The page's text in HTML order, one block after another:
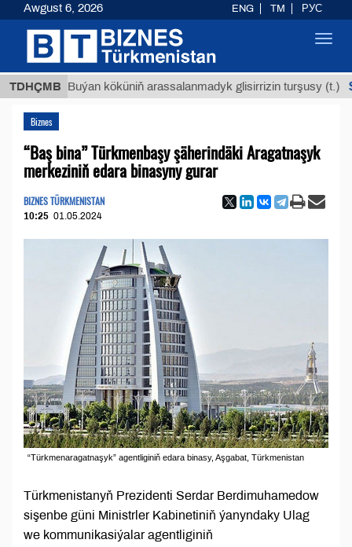
TDHÇMB
Buýan köküniň arassalanmadyk glisirrizin turşusy (t.)
Biznes
“Baş bina” Türkmenbaşy şäherindäki Aragatnaşyk
merkeziniň edara binasyny gurar
BIZNES TÜRKMENISTAN
10:25 01.05.2024
“Türkmenaragatnaşyk” agentliginiň edara binasy, Aşgabat, Türkmenistan
Türkmenistanyň Prezidenti Serdar Berdimuhamedow
sişenbe güni Ministrler Kabinetiniň ýanyndaky Ulag
we kommunikasiýalar agentliginiň
Awgust 6, 2026 ENG TM РУС